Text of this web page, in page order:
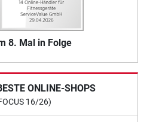
8. Mal in Folge
ONLINE-SHOPS
16/26)